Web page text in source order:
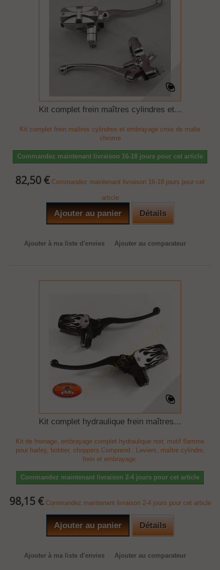
Kit complet frein maîtres cylindres et...
Kit complet frein maîtres cylindres et embrayage croix de malte
chrome
Commandez maintenant livraison 16-18 jours pour cet article
82,50 € Commandez maintenant livraison 16-18 jours pour cet
article
Ajouter au panier Détails
Ajouter à ma liste d'envies Ajouter au comparateur
Kit complet hydraulique frein maîtres...
Kit de freinage, embrayage complet hydraulique noir, motif flamme
pour harley, bobber, choppers.Comprend : Leviers, maître cylindre,
frein et embrayage.
Commandez maintenant livraison 2-4 jours pour cet article
98,15 € Commandez maintenant livraison 2-4 jours pour cet article
Ajouter au panier Détails
Ajouter à ma liste d'envies Ajouter au comparateur